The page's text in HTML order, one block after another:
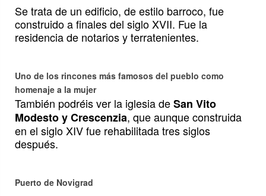
Se trata de un edificio, de estilo barroco, fue
construido a finales del siglo XVII. Fue la
residencia de notarios y terratenientes.
Uno de los rincones más famosos del pueblo como
homenaje a la mujer
También podréis ver la iglesia deSan Vito
Modesto y Crescenzia, que aunque construida
en el siglo XIV fue rehabilitada tres siglos
después.
Puerto de Novigrad